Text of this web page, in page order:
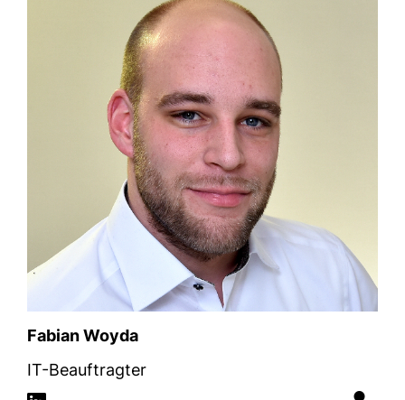
Fabian Woyda
IT-Beauftragter